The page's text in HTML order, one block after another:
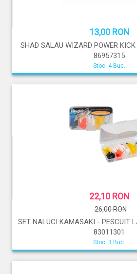
13,00 RON
SHAD SALAU WIZARD POWER
86957315
Stoc: 4 Buc.
22,10 RON
26,00 RON
SET NALUCI KAMASAKI - PESCUIT
83011301
Stoc: 3 Buc.